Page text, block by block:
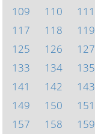
109
110 111
117
118 119
125
126 127
133
134 135
141
142 143
149
150 151
157
158 159